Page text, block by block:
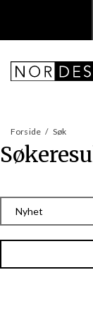
Forside / Søk